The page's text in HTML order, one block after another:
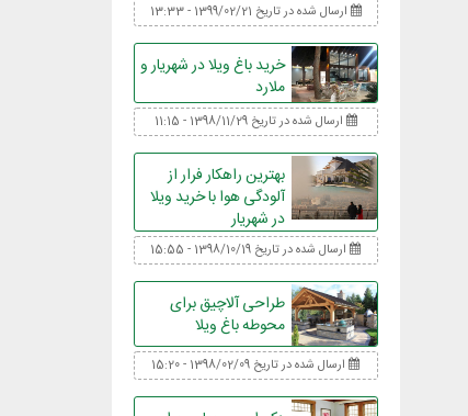
ارسال شده در تاریخ 1399/02/21 - 13:33
خرید باغ ویلا در شهریار و
ملارد
ارسال شده در تاریخ 1398/11/29 - 11:15
بهترین راهکار فرار از
آلودگی هوا با خرید ویلا
در شهریار
ارسال شده در تاریخ 1398/10/19 - 15:55
طراحی آلاچیق برای
محوطه باغ ویلا
ارسال شده در تاریخ 1398/02/09 - 15:20